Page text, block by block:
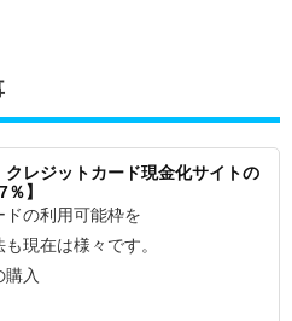
クレジットカード現金化サイトの
】
ドの利用可能枠を
現在は様々です。
購入